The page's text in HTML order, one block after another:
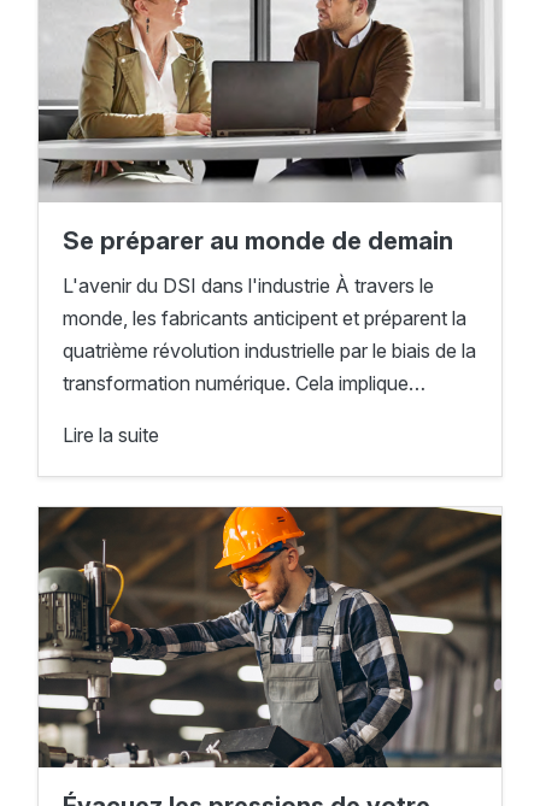
Se préparer au monde de demain
L'avenir du DSI dans l'industrie À travers le
monde, les fabricants anticipent et préparent la
quatrième révolution industrielle par le biais de la
transformation numérique. Cela implique…
Lire la suite